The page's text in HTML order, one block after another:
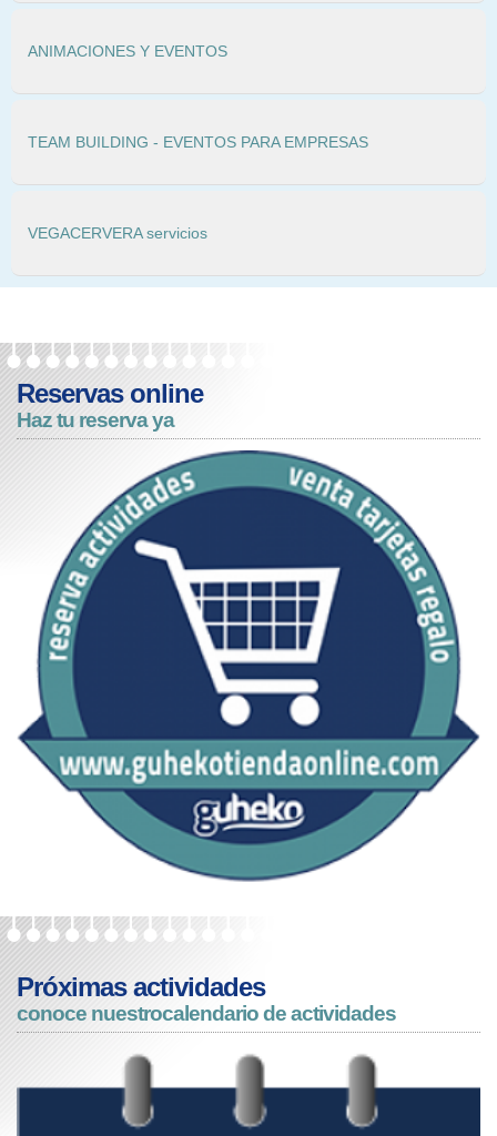
ANIMACIONES Y EVENTOS
TEAM BUILDING - EVENTOS PARA EMPRESAS
VEGACERVERA servicios
Reservas online
Haz tu reserva ya
Próximas actividades
conoce nuestrocalendario de actividades